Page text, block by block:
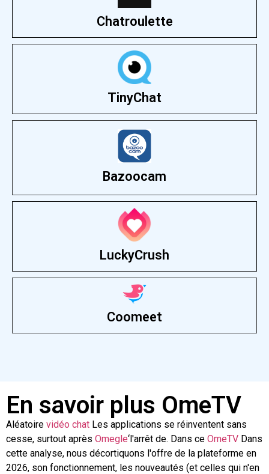
Chatroulette
TinyChat
Bazoocam
LuckyCrush
Coomeet
En savoir plus OmeTV
Aléatoire vidéo chat Les applications se réinventent sans
cesse, surtout après Omegle‘l'arrêt de. Dans ce OmeTV Dans
cette analyse, nous décortiquons l'offre de la plateforme en
2026, son fonctionnement, les nouveautés (et celles qui n'en